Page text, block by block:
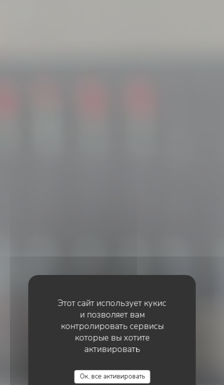
Этот сайт использует кукис
и позволяет вам
контролировать сервисы
которые вы хотите
активировать
Ок, все активировать
AITATXI